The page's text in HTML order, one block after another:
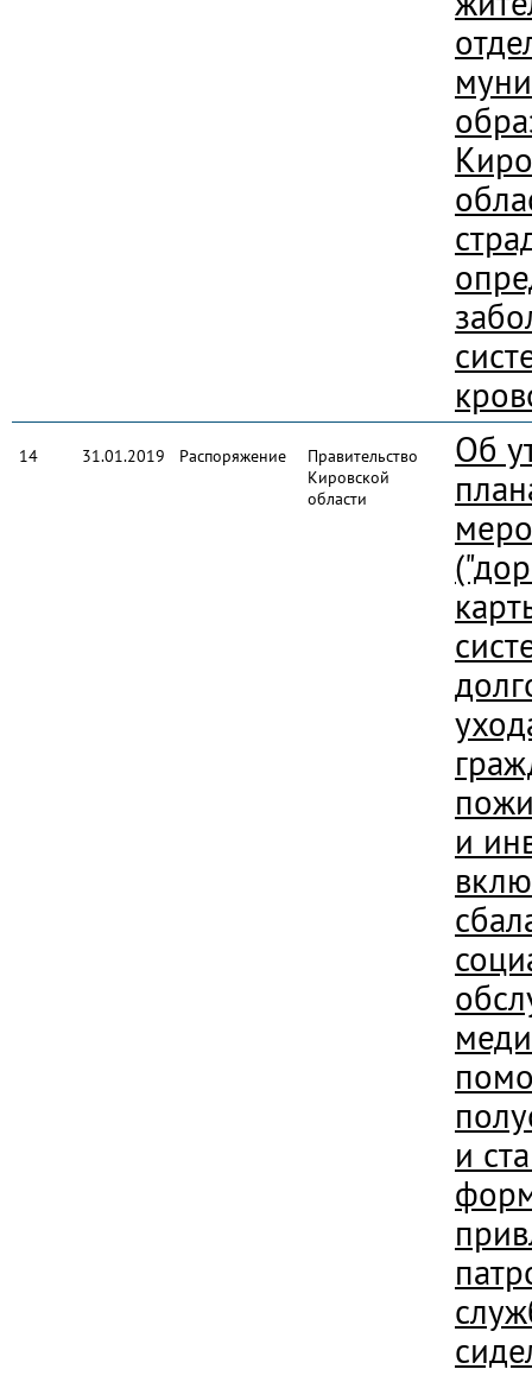
14 31.01.2019 Распоряжение
Правительство
Кировской
области
Об
и
и